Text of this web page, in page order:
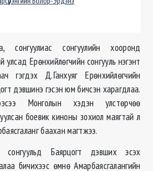
сонгуулиас сонгуулийн хооронд
Ерөнхийлөгчийн сонгууль нэгэнт
гэгдэх Д.Ганхуяг Ерөнхийлөгчийн
дэвшинэ гэсэн юм бичсэн харагдлаа.
Монголын хэдэн улстөрчөө
боевик киноны зохиол маягтай л
баахан магтжээ.
сонгуульд Баярцогт дэвших эсэх
бичихээс өмнө Амарбаясгалангийн